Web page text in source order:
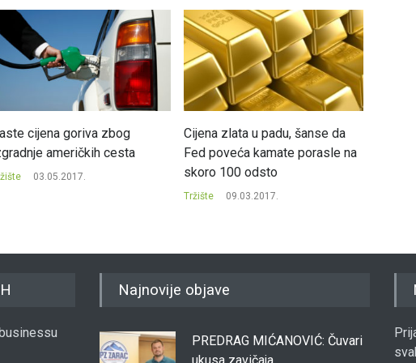
cijena goriva zbog
američkih cesta
03.05.2017.
Cijena zlata u padu, šanse da
Fed poveća kamate porasle na
skoro 100 odsto
Tržište 09.03.2017.
Najnovije objave
PREDRAG MIĆANOVIĆ: Čuvari
ukusa zavičaja